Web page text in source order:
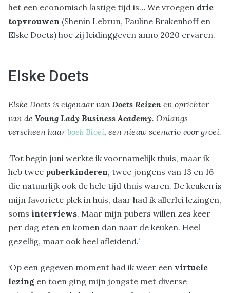
het een economisch lastige tijd is… We vroegen drie
topvrouwen (Shenin Lebrun, Pauline Brakenhoff en
Elske Doets) hoe zij leidinggeven anno 2020 ervaren.
Elske Doets
Elske Doets is eigenaar van Doets Reizen en oprichter
van de Young Lady Business Academy. Onlangs
verscheen haarboek Bloei, een nieuw scenario voor groei.
‘Tot begin juni werkte ik voornamelijk thuis, maar ik
heb twee puberkinderen, twee jongens van 13 en 16
die natuurlijk ook de hele tijd thuis waren. De keuken is
mijn favoriete plek in huis, daar had ik allerlei lezingen,
soms interviews. Maar mijn pubers willen zes keer
per dag eten en komen dan naar de keuken. Heel
gezellig, maar ook heel afleidend.’
‘Op een gegeven moment had ik weer een virtuele
lezing en toen ging mijn jongste met diverse